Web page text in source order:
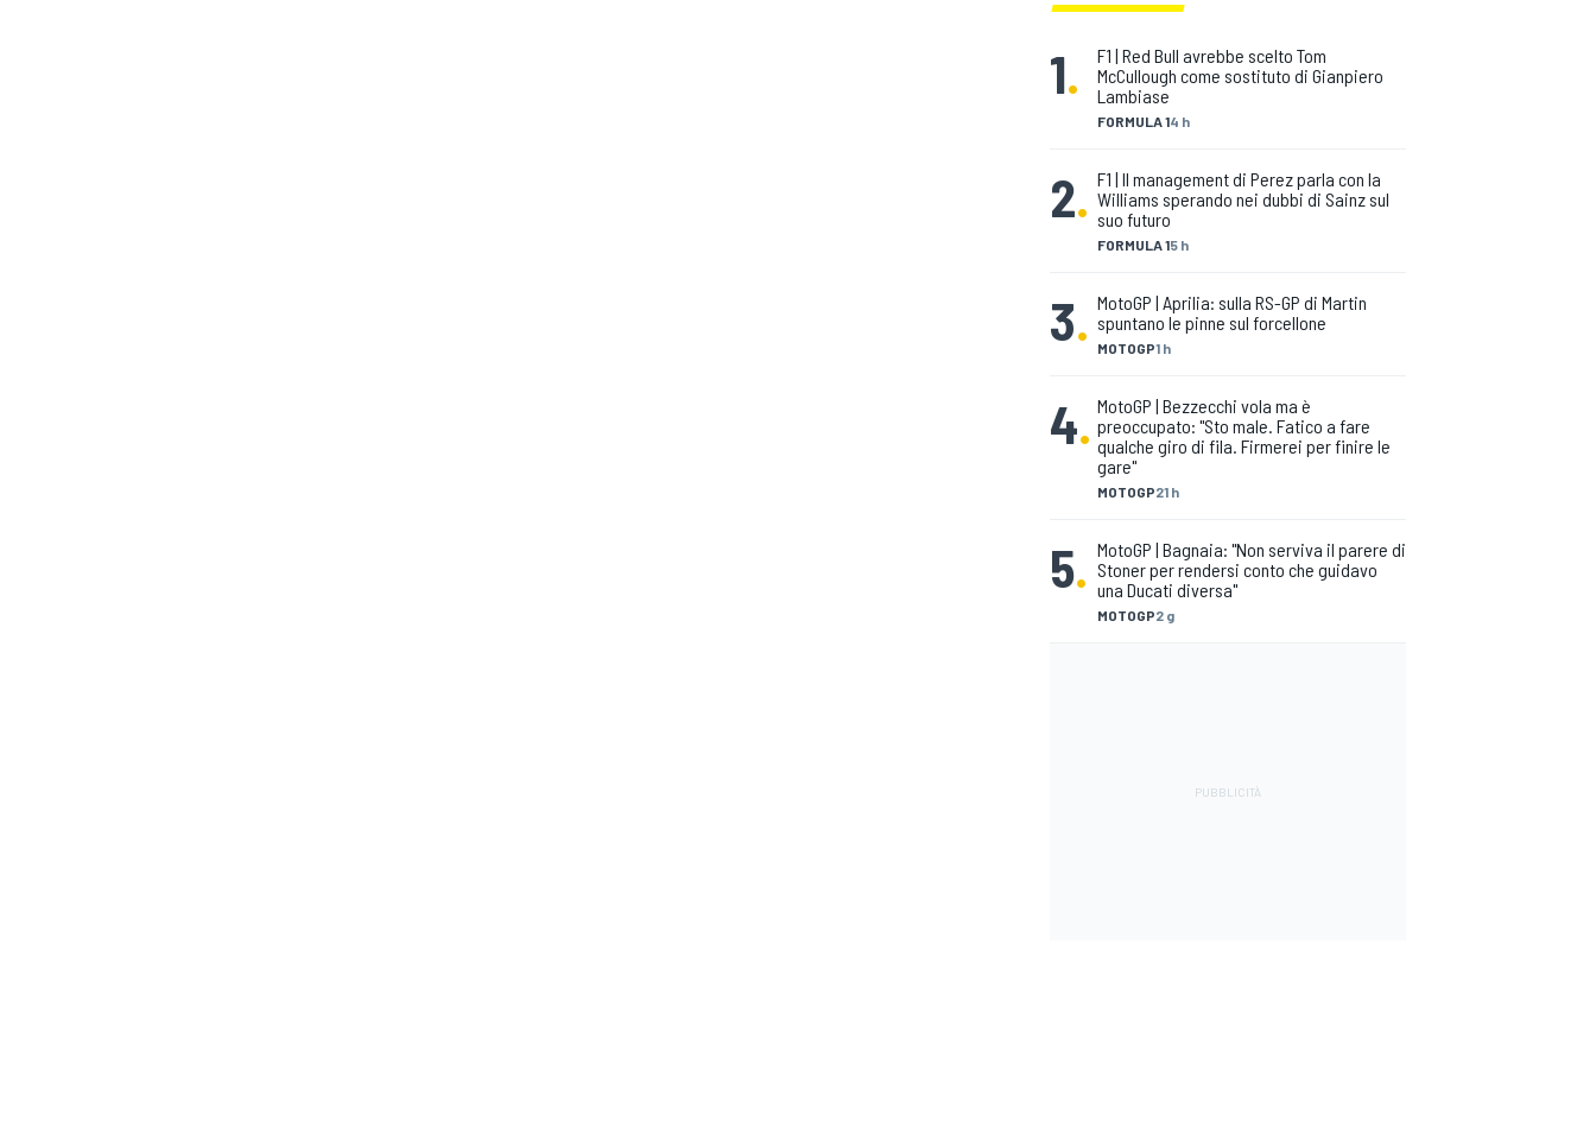
1.
FORMULA 14 h
F1 | Red Bull avrebbe scelto Tom
McCullough come sostituto di Gianpiero
Lambiase
2.
FORMULA 15 h
F1 | Il management di Perez parla con la
Williams sperando nei dubbi di Sainz sul
suo futuro
3. MOTOGP1 h
MotoGP | Aprilia: sulla RS-GP di Martin
spuntano le pinne sul forcellone
4.
MOTOGP21 h
MotoGP | Bezzecchi vola ma è
preoccupato: "Sto male. Fatico a fare
qualche giro di fila. Firmerei per finire le
gare"
5.
MOTOGP2 g
MotoGP | Bagnaia: "Non serviva il parere di
Stoner per rendersi conto che guidavo
una Ducati diversa"